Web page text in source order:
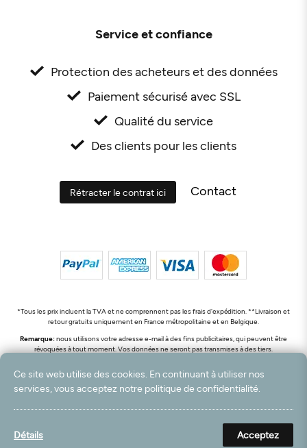
Service et confiance
Protection des acheteurs et des données
Paiement sécurisé avec SSL
Qualité du service
Des clients pour les clients
Rétracter le contrat ici Contact
*Tous les prix incluent la TVA et ne comprennent pas les frais d'expédition. **Livraison et
retour gratuits uniquement en France métropolitaine et en Belgique.
Remarque:nous utilisons votre adresse e-mail à des fins publicitaires, qui peuvent être
révoquées à tout moment. Vos données ne seront pas transmises à des tiers.
createyourtemplate
Ce site web utilise des cookies. En continuant à utiliser nos
services, vous acceptez notre politique de confidentialité.
Détails Acceptez